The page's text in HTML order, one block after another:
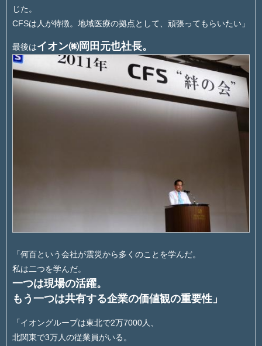
じた。
CFSは人が特徴。地域医療の拠点として、頑張ってもらいたい」
最後はイオン㈱岡田元也社長。
「何百という会社が震災から多くのことを学んだ。
私は二つを学んだ。
一つは現場の活躍。
もう一つは共有する企業の価値観の重要性」
「イオングループは東北で2万7000人、
北関東で3万人の従業員がいる。